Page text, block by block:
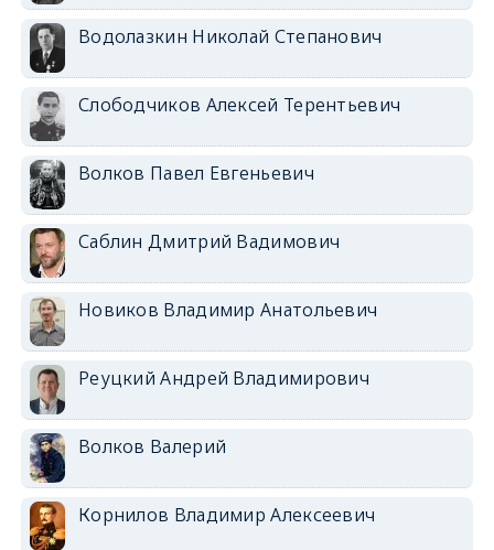
Водолазкин Николай Степанович
Слободчиков Алексей Терентьевич
Волков Павел Евгеньевич
Саблин Дмитрий Вадимович
Новиков Владимир Анатольевич
Реуцкий Андрей Владимирович
Волков Валерий
Корнилов Владимир Алексеевич